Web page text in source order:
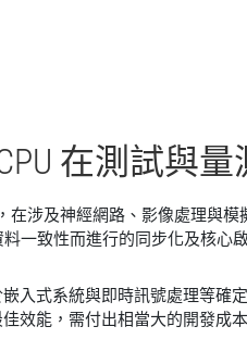
在測試與量
在涉及神經網路、影像處理與
一致性而進行的同步化及核心
入式系統與即時訊號處理等
效能，需付出相當大的開發成本